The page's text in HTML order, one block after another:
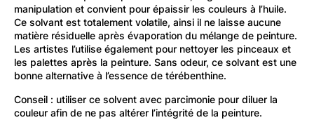
manipulation et convient pour épaissir les couleurs à l’huile.
Ce solvant est totalement volatile, ainsi il ne laisse aucune
matière résiduelle après évaporation du mélange de peinture.
Les artistes l’utilise également pour nettoyer les pinceaux et
les palettes après la peinture. Sans odeur, ce solvant est une
bonne alternative à l’essence de térébenthine.
Conseil : utiliser ce solvent avec parcimonie pour diluer la
couleur afin de ne pas altérer l’intégrité de la peinture.